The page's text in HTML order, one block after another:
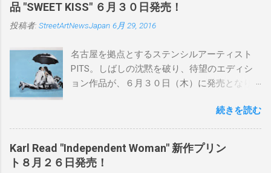
品 "SWEET KISS" ６月３０日発売！
投稿者: StreetArtNewsJapan 6月 29, 2016
名古屋を拠点とするステンシルアーティスト
PITS。しばしの沈黙を破り、待望のエディシ
ョン作品が、６月３０日（木）に発売となり
品に落とし込むスタイルは今作でも健在。(
PITSの過去記事はこちらから ) 発売日：6月30
日(木)19時 タイトル：SWEET KISS カラー：
BLUE/MINT GREEN/PINK/YELLOW エディショ
ン：各色５ サイズ：800mm × 550mm 価格：
続きを読む
Karl Read "Independent Woman" 新作プリン
ト８月２６日発売！